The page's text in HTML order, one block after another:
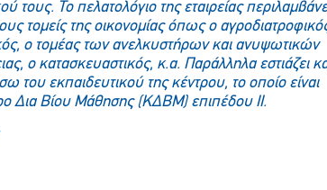
τους. Το πελατολόγιο της εταιρείας
τομείς της οικονομίας όπως ο
ο τομέας των ανελκυστήρων και ανυψωτικών
ο κατασκευαστικός, κ.α. Παράλληλα εστιάζει
του εκπαιδευτικού της κέντρου, το οποίο είναι
Δια Βίου Μάθησης (ΚΔΒΜ) επιπέδου ΙΙ.